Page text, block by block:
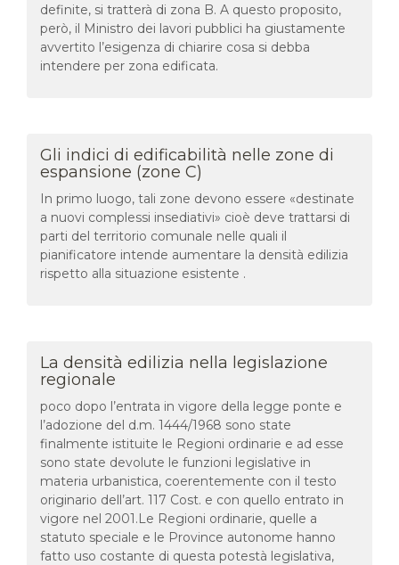
definite, si tratterà di zona B. A questo proposito,
però, il Ministro dei lavori pubblici ha giustamente
avvertito l’esigenza di chiarire cosa si debba
intendere per zona edificata.
Gli indici di edificabilità nelle zone di
espansione (zone C)
In primo luogo, tali zone devono essere «destinate
a nuovi complessi insediativi» cioè deve trattarsi di
parti del territorio comunale nelle quali il
pianificatore intende aumentare la densità edilizia
rispetto alla situazione esistente .
La densità edilizia nella legislazione
regionale
poco dopo l’entrata in vigore della legge ponte e
l’adozione del d.m. 1444/1968 sono state
finalmente istituite le Regioni ordinarie e ad esse
sono state devolute le funzioni legislative in
materia urbanistica, coerentemente con il testo
originario dell’art. 117 Cost. e con quello entrato in
vigore nel 2001.Le Regioni ordinarie, quelle a
statuto speciale e le Province autonome hanno
fatto uso costante di questa potestà legislativa,